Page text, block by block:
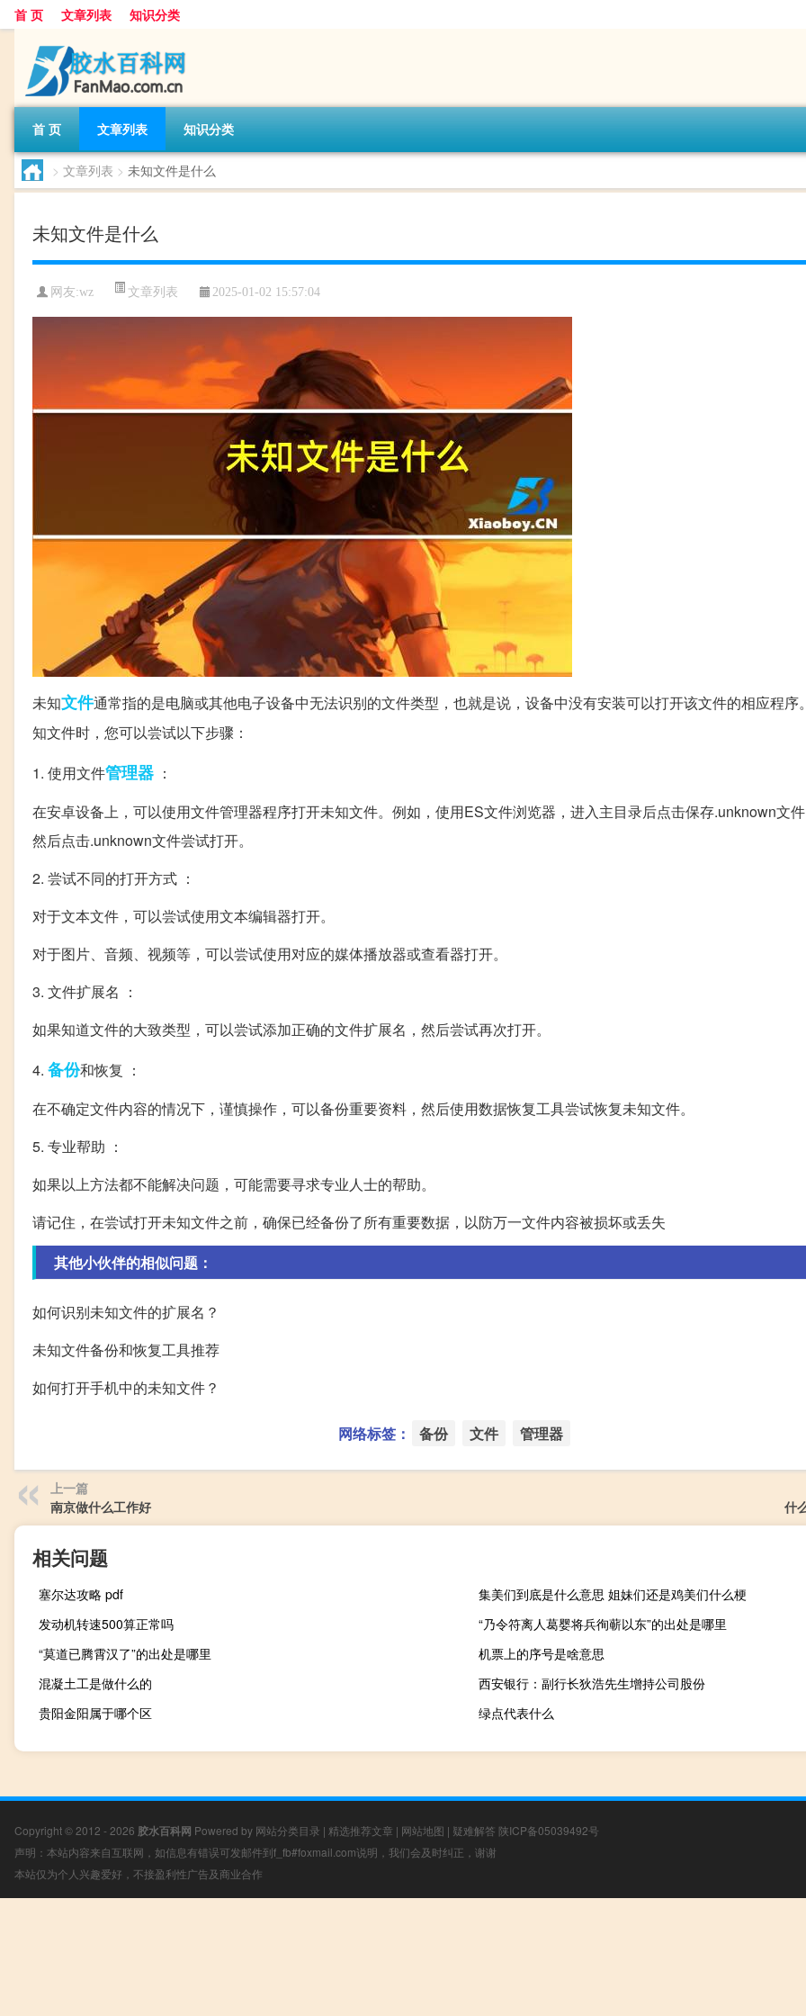
首 页 文章列表 知识分类
首 页 文章列表 知识分类
> 文章列表 > 未知文件是什么
未知文件是什么
网友:wz 文章列表 2025-01-02 15:57:04
未知文件通常指的是电脑或其他电子设备中无法识别的文件类型，也就是说，设备中没有安装可以打开该文件的相应程序
知文件时，您可以尝试以下步骤：
1. 使用文件管理器 ：
在安卓设备上，可以使用文件管理器程序打开未知文件。例如，使用ES文件浏览器，进入主目录后点击保存.unknown文
然后点击.unknown文件尝试打开。
2. 尝试不同的打开方式 ：
对于文本文件，可以尝试使用文本编辑器打开。
对于图片、音频、视频等，可以尝试使用对应的媒体播放器或查看器打开。
3. 文件扩展名 ：
如果知道文件的大致类型，可以尝试添加正确的文件扩展名，然后尝试再次打开。
4. 备份和恢复 ：
在不确定文件内容的情况下，谨慎操作，可以备份重要资料，然后使用数据恢复工具尝试恢复未知文件。
5. 专业帮助 ：
如果以上方法都不能解决问题，可能需要寻求专业人士的帮助。
请记住，在尝试打开未知文件之前，确保已经备份了所有重要数据，以防万一文件内容被损坏或丢失
其他小伙伴的相似问题：
如何识别未知文件的扩展名？
未知文件备份和恢复工具推荐
如何打开手机中的未知文件？
网络标签： 备份 文件 管理器
上一篇
南京做什么工作好
什
相关问题
塞尔达攻略 pdf
集美们到底是什么意思 姐妹们还是鸡美们什么梗
发动机转速500算正常吗
“乃令符离人葛婴将兵徇蕲以东”的出处是哪里
“莫道已腾霄汉了”的出处是哪里
机票上的序号是啥意思
混凝土工是做什么的
西安银行：副行长狄浩先生增持公司股份
贵阳金阳属于哪个区
绿点代表什么
Copyright © 2012 - 2026 胶水百科网 Powered by 网站分类目录 | 精选推荐文章 | 网站地图 | 疑难解答 陕ICP备05039492号
声明：本站内容来自互联网，如信息有错误可发邮件到f_fb#foxmail.com说明，我们会及时纠正，谢谢
本站仅为个人兴趣爱好，不接盈利性广告及商业合作